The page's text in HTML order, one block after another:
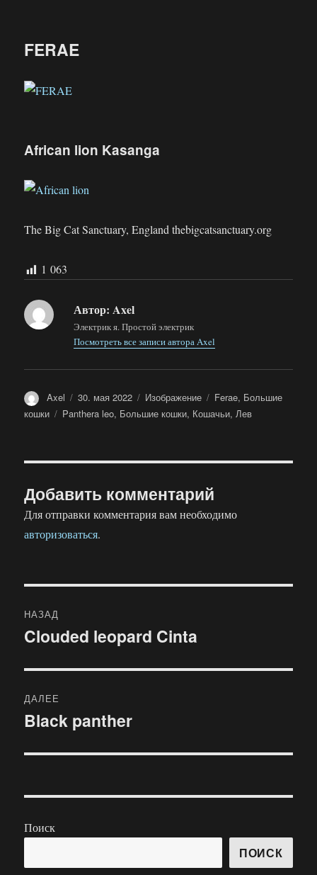
FERAE
African lion Kasanga
The Big Cat Sanctuary, Englandthebigcatsanctuary.org
1 063
Автор: Axel
Электрик я. Простой электрик
Посмотреть все записи автора Axel
Автор
Axel Опубликовано
30. мая 2022 Формат
Изображение Рубрики
Ferae, Большие
кошки
Метки
Panthera leo, Большие кошки, Кошачьи, Лев
Добавить комментарий
Для отправки комментария вам необходимо
авторизоваться.
по
НАЗАД
Предыдущая
Clouded leopard Cinta
ДАЛЕЕ
Следующая
Black panther
Поиск
ПОИСК